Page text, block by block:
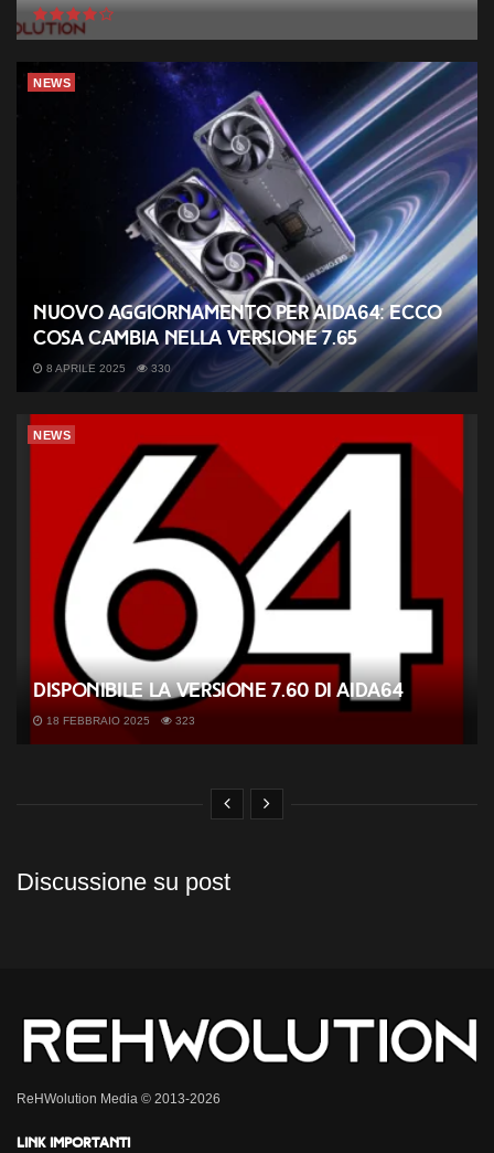
NEWS
Nuovo aggiornamento per AIDA64: ecco
cosa cambia nella versione 7.65
8 APRILE 2025 330
NEWS
Disponibile la versione 7.60 di AIDA64
18 FEBBRAIO 2025 323
Discussione su post
ReHWolution Media © 2013-2026
Link importanti